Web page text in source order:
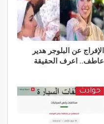
الإفراج عن البلوجر هدير
عاطف.. اعرف الحقيقة
حوادث